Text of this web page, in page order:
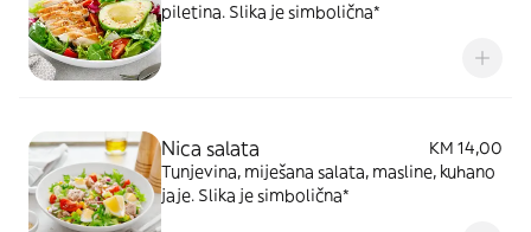
piletina. Slika je simbolična*
Nica salata
KM 14,00
Tunjevina, miješana salata, masline, kuhano
jaje. Slika je simbolična*